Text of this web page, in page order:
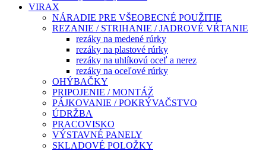
VIRAX
NÁRADIE PRE VŠEOBECNÉ POUŽITIE
REZANIE / STRIHANIE / JADROVÉ VŔTANIE
rezáky na medené rúrky
rezáky na plastové rúrky
rezáky na uhlíkovú oceľ a nerez
rezáky na oceľové rúrky
OHÝBAČKY
PRIPOJENIE / MONTÁŽ
PÁJKOVANIE / POKRÝVAČSTVO
ÚDRŽBA
PRACOVISKO
VÝSTAVNÉ PANELY
SKLADOVÉ POLOŽKY